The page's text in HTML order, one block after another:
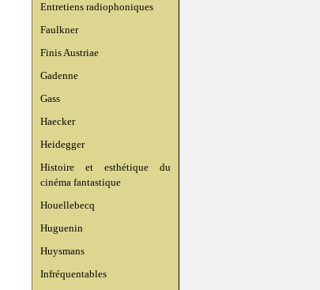
Entretiens radiophoniques
Faulkner
Finis Austriae
Gadenne
Gass
Haecker
Heidegger
Histoire et esthétique du
cinéma fantastique
Houellebecq
Huguenin
Huysmans
Infréquentables